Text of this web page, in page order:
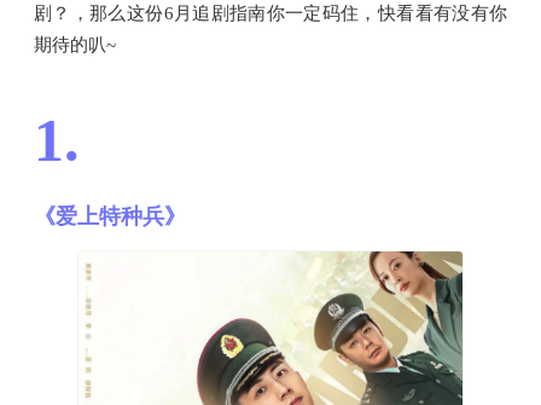
剧？，那么这份6月追剧指南你一定码住，快看看有没有你
期待的叭~
1.
《爱上特种兵》